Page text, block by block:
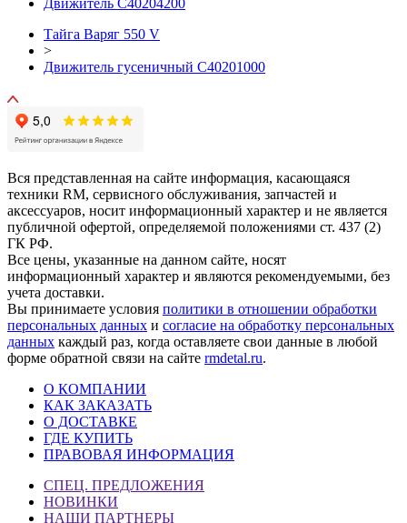
Движитель С40204200
Тайга Варяг 550 V
>
Движитель гусеничный C40201000
Вся представленная на сайте информация, касающаяся
техники RM, сервисного обслуживания, запчастей и
аксессуаров, носит информационный характер и не является
публичной офертой, определяемой положениями ст. 437 (2)
ГК РФ.
Все цены, указанные на данном сайте, носят
информационный характер и являются рекомендуемыми, без
учета доставки.
Вы принимаете условия политики в отношении обработки
персональных данных и согласие на обработку персональных
данных каждый раз, когда оставляете свои данные в любой
форме обратной связи на сайте rmdetal.ru.
О КОМПАНИИ
КАК ЗАКАЗАТЬ
О ДОСТАВКЕ
ГДЕ КУПИТЬ
ПРАВОВАЯ ИНФОРМАЦИЯ
СПЕЦ. ПРЕДЛОЖЕНИЯ
НОВИНКИ
НАШИ ПАРТНЕРЫ